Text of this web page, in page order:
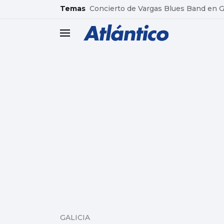
common.go-to-content
Temas Concierto de Vargas Blues Band en
header.menu.open
GALICIA